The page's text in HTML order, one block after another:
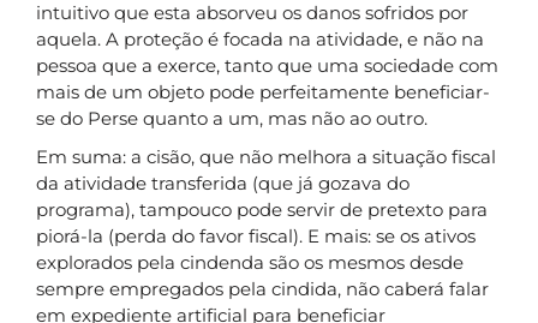
intuitivo que esta absorveu os danos sofridos por
aquela. A proteção é focada na atividade, e não na
pessoa que a exerce, tanto que uma sociedade com
mais de um objeto pode perfeitamente beneficiar-
se do Perse quanto a um, mas não ao outro.
Em suma: a cisão, que não melhora a situação fiscal
da atividade transferida (que já gozava do
programa), tampouco pode servir de pretexto para
piorá-la (perda do favor fiscal). E mais: se os ativos
explorados pela cindenda são os mesmos desde
sempre empregados pela cindida, não caberá falar
em expediente artificial para beneficiar